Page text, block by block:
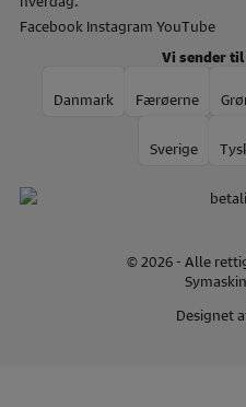
Facebook Instagram YouTube
Vi sender
Danmark Færøerne
Sverige
© 2026 - Alle
Designet